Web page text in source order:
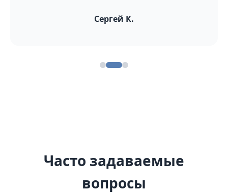
Сергей К.
Часто задаваемые
вопросы